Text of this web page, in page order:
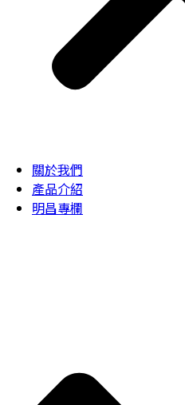
關於我們
產品介紹
明昌專欄